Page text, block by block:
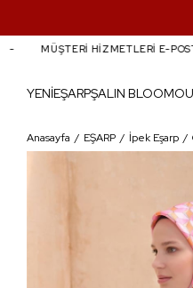
YENİEŞARPŞALIN BLOOM
MÜŞTERİ HİZMETLERİ E-
BELLİ GEOMETRIK
Anasayfa EŞARP İpek Eşarp